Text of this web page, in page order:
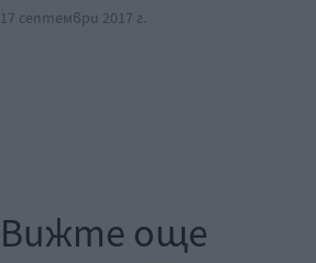
17 септември 2017 г.
Вижте още